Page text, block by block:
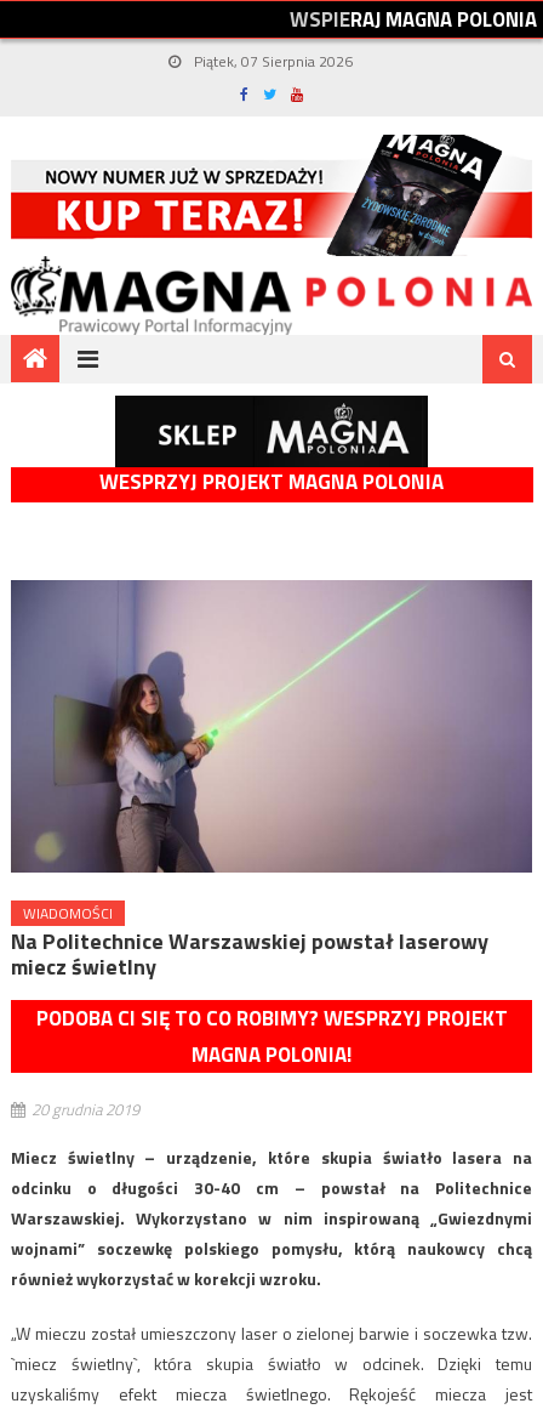
WSPIERAJMAGNAPOLONIA
Piątek, 07 Sierpnia 2026
WESPRZYJ PROJEKT MAGNA POLONIA
WIADOMOŚCI
Na Politechnice Warszawskiej powstał laserowy
miecz świetlny
PODOBA CI SIĘ TO CO ROBIMY? WESPRZYJ PROJEKT
MAGNA POLONIA!
20 grudnia 2019
Miecz świetlny – urządzenie, które skupia światło lasera na
odcinku o długości 30-40 cm – powstał na Politechnice
Warszawskiej. Wykorzystano w nim inspirowaną „Gwiezdnymi
wojnami” soczewkę polskiego pomysłu, którą naukowcy chcą
również wykorzystać w korekcji wzroku.
„W mieczu został umieszczony laser o zielonej barwie i soczewka tzw.
`miecz świetlny`, która skupia światło w odcinek. Dzięki temu
uzyskaliśmy efekt miecza świetlnego. Rękojeść miecza jest